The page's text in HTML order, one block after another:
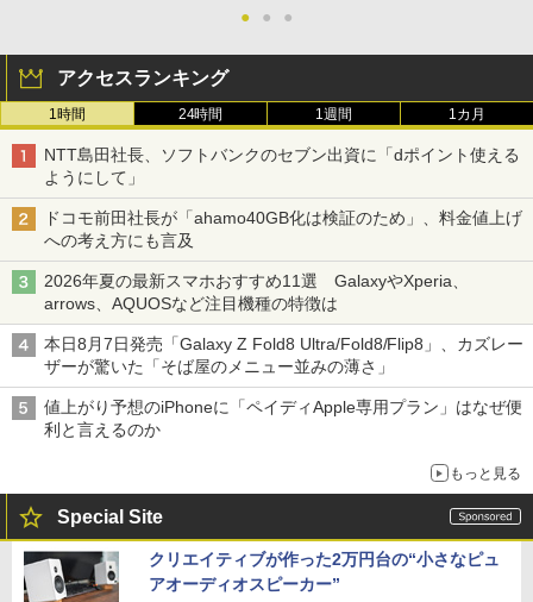
● ● ●
アクセスランキング
1時間 24時間 1週間 1カ月
NTT島田社長、ソフトバンクのセブン出資に「dポイント使える
ようにして」
ドコモ前田社長が「ahamo40GB化は検証のため」、料金値上げ
への考え方にも言及
2026年夏の最新スマホおすすめ11選 GalaxyやXperia、
arrows、AQUOSなど注目機種の特徴は
本日8月7日発売「Galaxy Z Fold8 Ultra/Fold8/Flip8」、カズレー
ザーが驚いた「そば屋のメニュー並みの薄さ」
値上がり予想のiPhoneに「ペイディApple専用プラン」はなぜ便
利と言えるのか
もっと見る
Special Site
クリエイティブが作った2万円台の“小さなピュ
アオーディオスピーカー”